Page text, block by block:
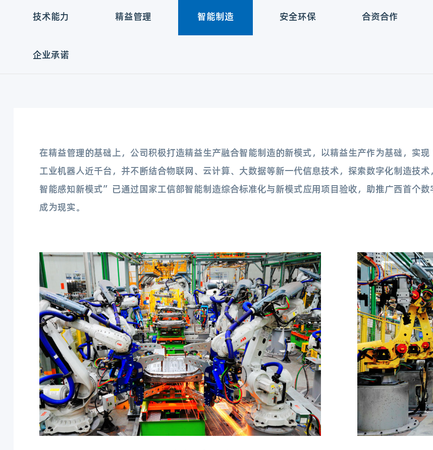
技术能力 精益管理 智能制造 安全环保 合资合作
企业承诺
在精益管理的基础上，公司积极打造精益生产融合智能制造的新模式，以精益生产作为基础，
工业机器人近千台，并不断结合物联网、云计算、大数据等新一代信息技术，探索数字化制造技
智能感知新模式”已通过国家工信部智能制造综合标准化与新模式应用项目验收，助推广西首个
成为现实。